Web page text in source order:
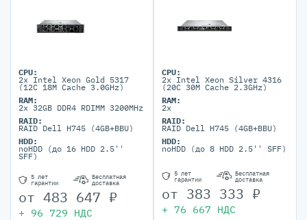
CPU:
2x Intel Xeon Gold 5317
(12C 18M Cache 3.0GHz)
RAM:
2x 32GB DDR4 RDIMM 3200MHz
RAID:
RAID Dell H745 (4GB+BBU)
HDD:
noHDD (до 16 HDD 2.5''
SFF)
5 лет
гарантии
Бесплатная
доставка
от 483 647 ₽
+ 96 729 НДС
CPU:
2x Intel Xeon Silver 4316
(20C 30M Cache 2.3GHz)
RAM:
2x
RAID:
RAID Dell H745 (4GB+BBU)
HDD:
noHDD (до 8 HDD 2.5'' SFF)
5 лет
гарантии
Бесплатная
доставка
от 383 333 ₽
+ 76 667 НДС